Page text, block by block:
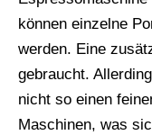
können einzelne
werden. Eine
gebraucht.
nicht so einen
Maschinen, was